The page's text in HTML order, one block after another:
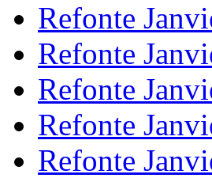
Refonte
Refonte
Refonte
Refonte
Refonte